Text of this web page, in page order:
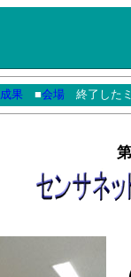
成果 ■会場 終了した